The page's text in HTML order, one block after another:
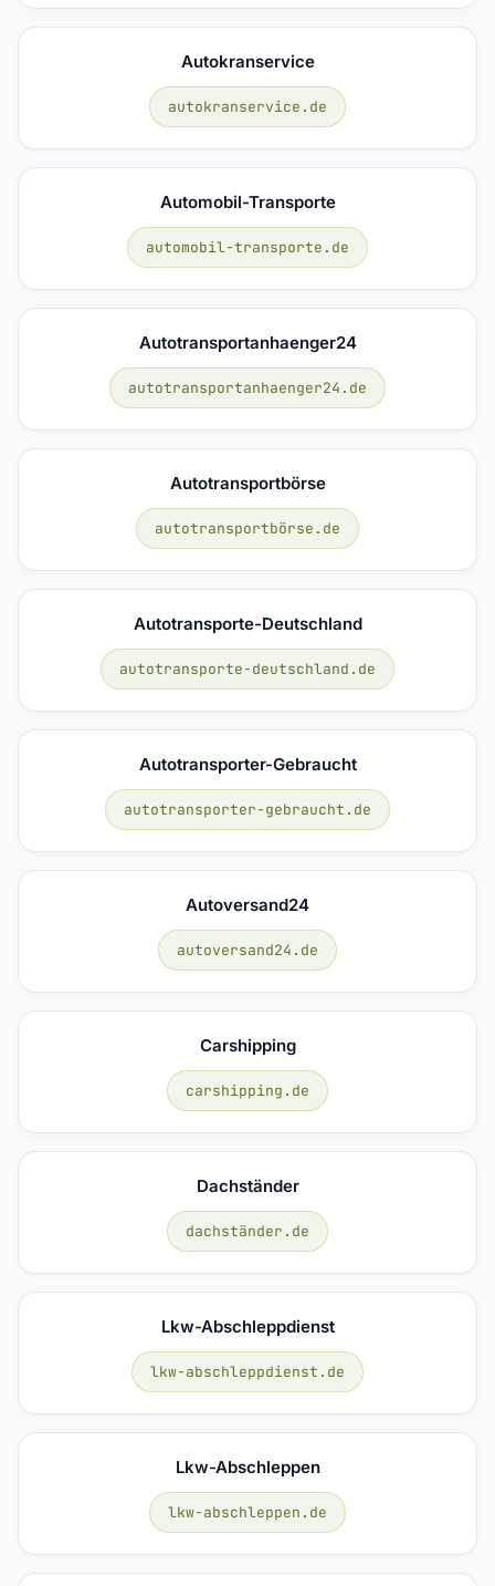
Autokranservice
autokranservice.de
Automobil-Transporte
automobil-transporte.de
Autotransportanhaenger24
autotransportanhaenger24.de
Autotransportbörse
autotransportbörse.de
Autotransporte-Deutschland
autotransporte-deutschland.de
Autotransporter-Gebraucht
autotransporter-gebraucht.de
Autoversand24
autoversand24.de
Carshipping
carshipping.de
Dachständer
dachständer.de
Lkw-Abschleppdienst
lkw-abschleppdienst.de
Lkw-Abschleppen
lkw-abschleppen.de